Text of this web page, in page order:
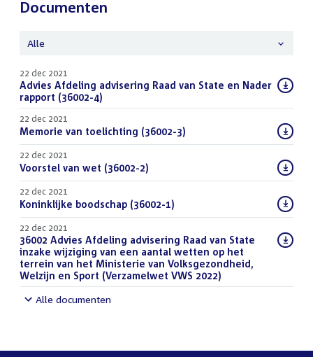
Documenten
Alle
22 dec 2021
Download
bestand:
Advies Afdeling advisering Raad van State en Nader
rapport (36002-4)
22 dec 2021
Download
bestand:
Memorie van toelichting (36002-3)
22 dec 2021
Download
bestand:
Voorstel van wet (36002-2)
22 dec 2021
Download
bestand:
Koninklijke boodschap (36002-1)
22 dec 2021
Download
bestand:
36002 Advies Afdeling advisering Raad van State
inzake wijziging van een aantal wetten op het
terrein van het Ministerie van Volksgezondheid,
Welzijn en Sport (Verzamelwet VWS 2022)
Alle documenten